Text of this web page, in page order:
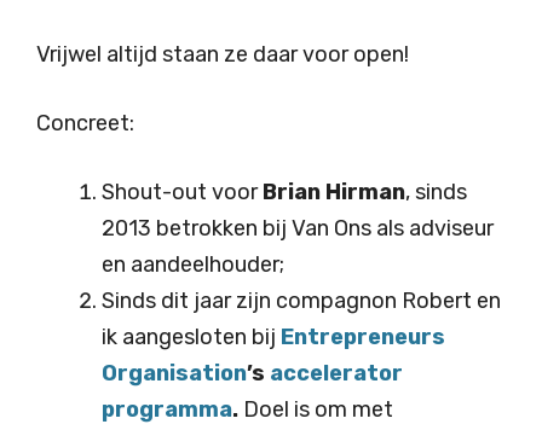
Vrijwel altijd staan ze daar voor open!
Concreet:
Shout-out voorBrian Hirman, sinds
2013 betrokken bij Van Ons als adviseur
en aandeelhouder;
Sinds dit jaar zijn compagnon Robert en
ik aangesloten bij Entrepreneurs
Organisation’s accelerator
programma. Doel is om met